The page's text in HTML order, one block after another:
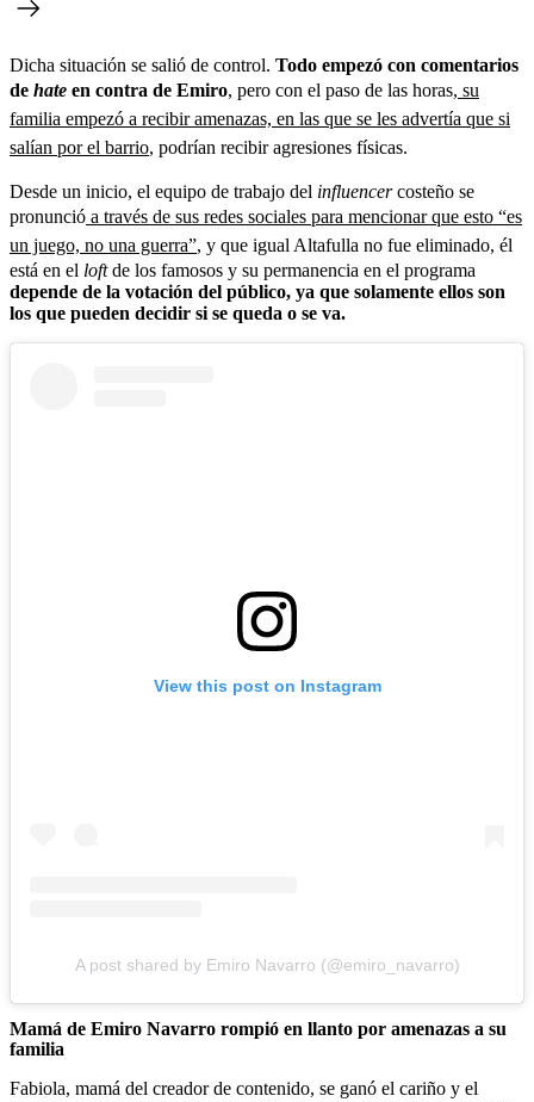
Dicha situación se salió de control. Todo empezó con comentarios
de hate en contra de Emiro, pero con el paso de las horas, su
familia empezó a recibir amenazas, en las que se les advertía que si
salían por el barrio, podrían recibir agresiones físicas.
Desde un inicio, el equipo de trabajo del influencercosteño se
pronunció a través de sus redes sociales para mencionar que esto “es
un juego, no una guerra”, y que igual Altafulla no fue eliminado, él
está en el loftde los famosos y su permanencia en el programa
depende de la votación del público, ya que solamente ellos son
los que pueden decidir si se queda o se va.
View this post on Instagram
A post shared by Emiro Navarro (@emiro_navarro)
Mamá de Emiro Navarro rompió en llanto por amenazas a su
familia
Fabiola, mamá del creador de contenido, se ganó el cariño y el